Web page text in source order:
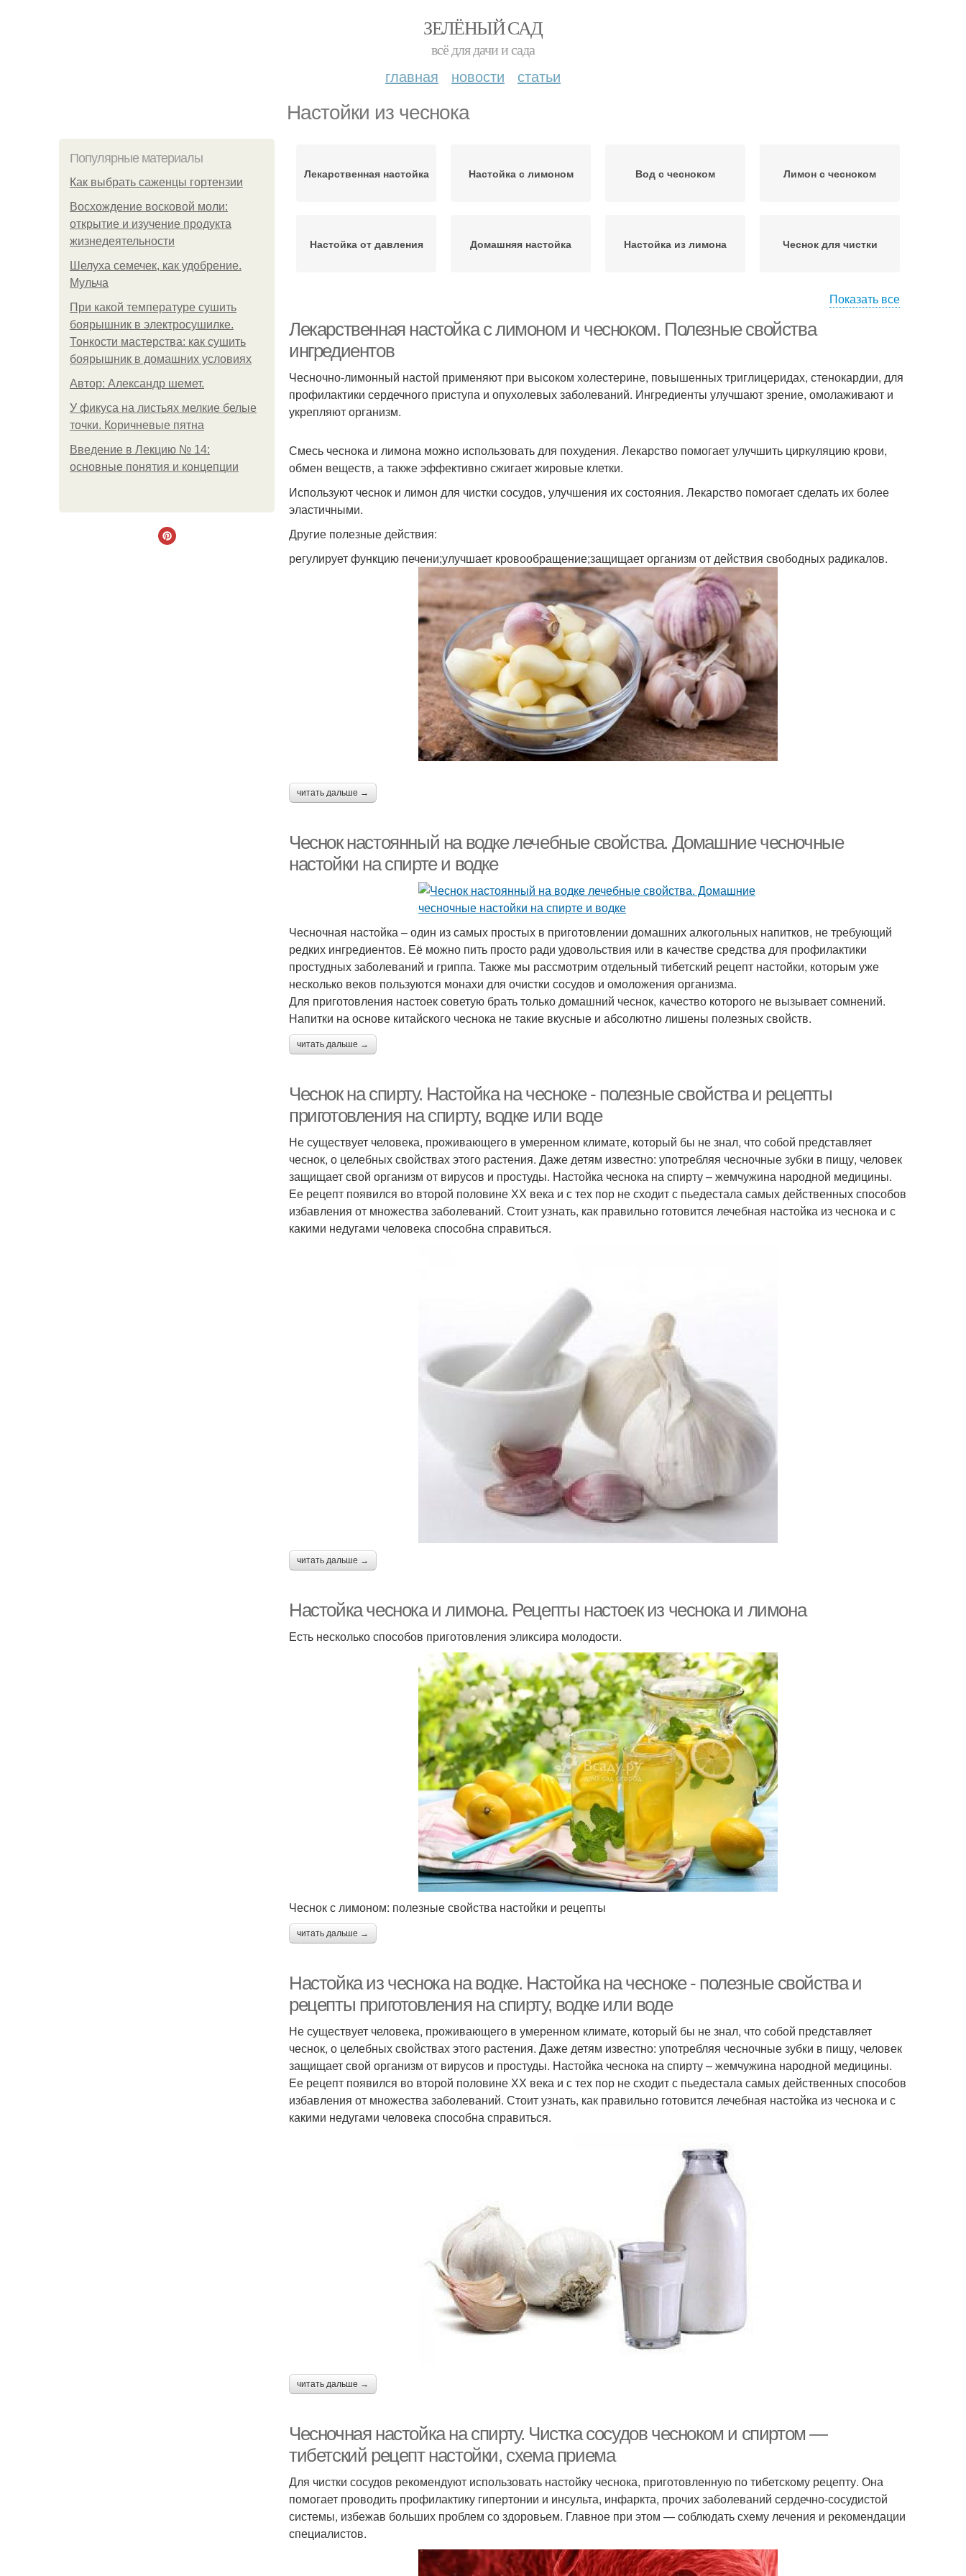
ЗЕЛЁНЫЙ САД
всё для дачи и сада
главная новости статьи
Настойки из чеснока
Популярные материалы
Как выбрать саженцы гортензии
Восхождение восковой моли:
открытие и изучение продукта
жизнедеятельности
Шелуха семечек, как удобрение.
Мульча
При какой температуре сушить
боярышник в электросушилке.
Тонкости мастерства: как сушить
боярышник в домашних условиях
Автор: Александр шемет.
У фикуса на листьях мелкие белые
точки. Коричневые пятна
Введение в Лекцию № 14:
основные понятия и концепции
Лекарственная настойка Настойка с лимоном Вод с чесноком Лимон с чесноком
Настойка от давления Домашняя настойка Настойка из лимона Чеснок для чистки
Чесночные настойки Настойки на спирте Чесночная настойка Настойка для очистки
Водка с чесноком Чеснок для организма Чеснок на спирту Настойка на чесноке
Чеснок на водке
Чеснок через мясорубку Сосуды с настойкой
Показать все
Лекарственная настойка с лимоном и чесноком. Полезные свойства
ингредиентов
Чесночно-лимонный настой применяют при высоком холестерине, повышенных триглицеридах, стенокардии, для
профилактики сердечного приступа и опухолевых заболеваний. Ингредиенты улучшают зрение, омолаживают и
укрепляют организм.
Смесь чеснока и лимона можно использовать для похудения. Лекарство помогает улучшить циркуляцию крови,
обмен веществ, а также эффективно сжигает жировые клетки.
Используют чеснок и лимон для чистки сосудов, улучшения их состояния. Лекарство помогает сделать их более
эластичными.
Другие полезные действия:
регулирует функцию печени;улучшает кровообращение;защищает организм от действия свободных радикалов.
читать дальше →
Чеснок настоянный на водке лечебные свойства. Домашние чесночные
настойки на спирте и водке
Чесночная настойка – один из самых простых в приготовлении домашних алкогольных напитков, не требующий
редких ингредиентов. Её можно пить просто ради удовольствия или в качестве средства для профилактики
простудных заболеваний и гриппа. Также мы рассмотрим отдельный тибетский рецепт настойки, которым уже
несколько веков пользуются монахи для очистки сосудов и омоложения организма.
Для приготовления настоек советую брать только домашний чеснок, качество которого не вызывает сомнений.
Напитки на основе китайского чеснока не такие вкусные и абсолютно лишены полезных свойств.
читать дальше →
Чеснок на спирту. Настойка на чесноке - полезные свойства и рецепты
приготовления на спирту, водке или воде
Не существует человека, проживающего в умеренном климате, который бы не знал, что собой представляет
чеснок, о целебных свойствах этого растения. Даже детям известно: употребляя чесночные зубки в пищу, человек
защищает свой организм от вирусов и простуды. Настойка чеснока на спирту – жемчужина народной медицины.
Ее рецепт появился во второй половине ХХ века и с тех пор не сходит с пьедестала самых действенных способов
избавления от множества заболеваний. Стоит узнать, как правильно готовится лечебная настойка из чеснока и с
какими недугами человека способна справиться.
читать дальше →
Настойка чеснока и лимона. Рецепты настоек из чеснока и лимона
Есть несколько способов приготовления эликсира молодости.
Чеснок с лимоном: полезные свойства настойки и рецепты
читать дальше →
Настойка из чеснока на водке. Настойка на чесноке - полезные свойства и
рецепты приготовления на спирту, водке или воде
Не существует человека, проживающего в умеренном климате, который бы не знал, что собой представляет
чеснок, о целебных свойствах этого растения. Даже детям известно: употребляя чесночные зубки в пищу, человек
защищает свой организм от вирусов и простуды. Настойка чеснока на спирту – жемчужина народной медицины.
Ее рецепт появился во второй половине ХХ века и с тех пор не сходит с пьедестала самых действенных способов
избавления от множества заболеваний. Стоит узнать, как правильно готовится лечебная настойка из чеснока и с
какими недугами человека способна справиться.
читать дальше →
Чесночная настойка на спирту. Чистка сосудов чесноком и спиртом —
тибетский рецепт настойки, схема приема
Для чистки сосудов рекомендуют использовать настойку чеснока, приготовленную по тибетскому рецепту. Она
помогает проводить профилактику гипертонии и инсульта, инфаркта, прочих заболеваний сердечно-сосудистой
системы, избежав больших проблем со здоровьем. Главное при этом — соблюдать схему лечения и рекомендации
специалистов.